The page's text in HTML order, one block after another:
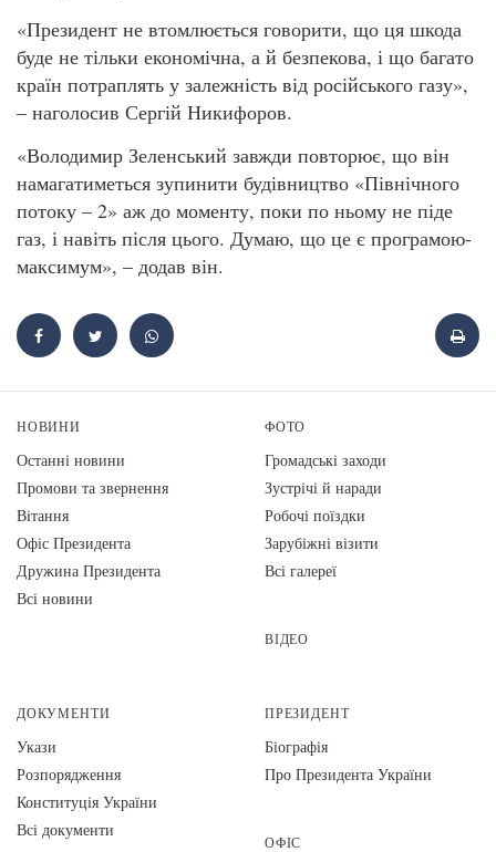
«Президент не втомлюється говорити, що ця шкода
буде не тільки економічна, а й безпекова, і що багато
країн потраплять у залежність від російського газу»,
– наголосив Сергій Никифоров.
«Володимир Зеленський завжди повторює, що він
намагатиметься зупинити будівництво «Північного
потоку – 2» аж до моменту, поки по ньому не піде
газ, і навіть після цього. Думаю, що це є програмою-
максимум», – додав він.
НОВИНИ
Останні новини
Промови та звернення
Вiтання
Офіс Президента
Дружина Президента
Всі новини
ФОТО
Громадські заходи
Зустрічі й наради
Робочі поїздки
Зарубіжні візити
Всі галереї
ВІДЕО
ДОКУМЕНТИ
Укази
Розпорядження
Конституція України
Всі документи
ПРЕЗИДЕНТ
Біографія
Про Президента України
ОФІС